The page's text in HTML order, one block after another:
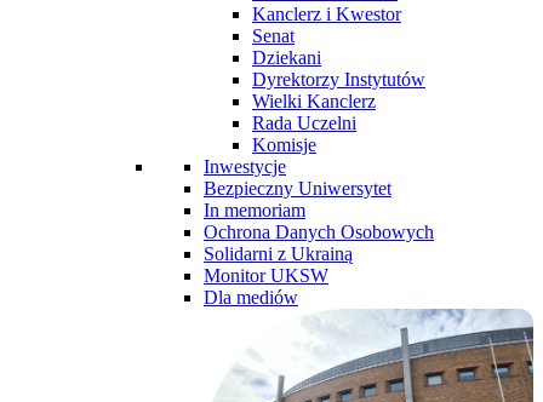
Kanclerz i Kwestor
Senat
Dziekani
Dyrektorzy Instytutów
Wielki Kanclerz
Rada Uczelni
Komisje
Inwestycje
Bezpieczny Uniwersytet
In memoriam
Ochrona Danych Osobowych
Solidarni z Ukrainą
Monitor UKSW
Dla mediów